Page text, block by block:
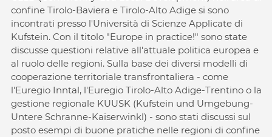
confine Tirolo-Baviera e Tirolo-Alto Adige si sono
incontrati presso l'Università di Scienze Applicate di
Kufstein. Con il titolo "Europe in practice!" sono state
discusse questioni relative all'attuale politica europea e
al ruolo delle regioni. Sulla base dei diversi modelli di
cooperazione territoriale transfrontaliera - come
l'Euregio Inntal, l'Euregio Tirolo-Alto Adige-Trentino o la
gestione regionale KUUSK (Kufstein und Umgebung-
Untere Schranne-Kaiserwinkl) - sono stati discussi sul
posto esempi di buone pratiche nelle regioni di confine